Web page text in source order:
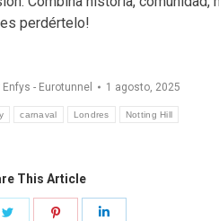
perdértelo!
Enfys - Eurotunnel 1 agosto, 2025
carnaval Londres Notting Hill
This Article
Share